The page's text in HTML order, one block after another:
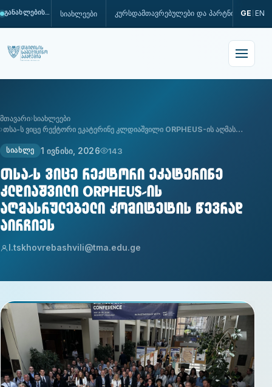
განახლების პროცესშია სიახლეები კურსდამთავრებულები და პარტნიორები
GE EN
მთავარი სიახლეები
თსა-ს ვიცე რექტორი ეკატერინე კლდიაშვილი ORPHEUS-ის აღმას…
ᲡᲘᲐᲮᲚᲔ 1 ივნისი, 2026 143
თსა-ს ვიცე რექტორი ეკატერინე
კლდიაშვილი ORPHEUS-ის
აღმასრულებელი კომიტეტის წევრად
აირჩიეს
l.tskhovrebashvili@tma.edu.ge